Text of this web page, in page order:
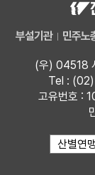
부설기관 민주노
(우) 04518
Tel :
고유번호 :